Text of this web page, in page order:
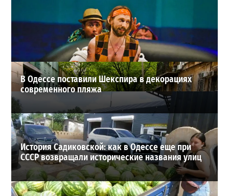
Почему из сел Одесской области исчезли автобусы и
как теперь добираются люди
ВИБОР РЕДАКЦИИ
В Одессе поставили Шекспира в декорациях
современного пляжа
История Садиковской: как в Одессе еще при
СССР возвращали исторические названия улиц